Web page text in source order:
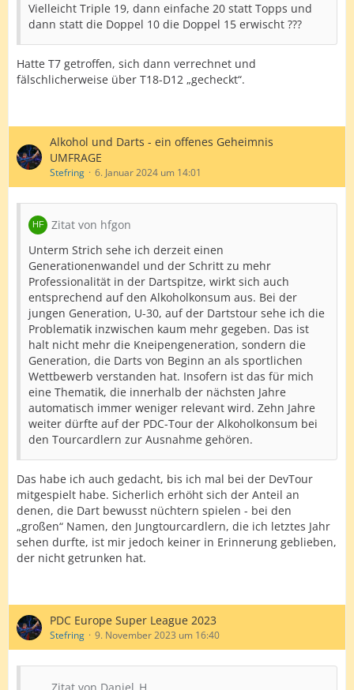
Vielleicht Triple 19, dann einfache 20 statt Topps und
dann statt die Doppel 10 die Doppel 15 erwischt ???
Hatte T7 getroffen, sich dann verrechnet und
fälschlicherweise über T18-D12 „gecheckt“.
Alkohol und Darts - ein offenes Geheimnis
UMFRAGE
Stefring 6. Januar 2024 um 14:01
Zitat von hfgon
Unterm Strich sehe ich derzeit einen
Generationenwandel und der Schritt zu mehr
Professionalität in der Dartspitze, wirkt sich auch
entsprechend auf den Alkoholkonsum aus. Bei der
jungen Generation, U-30, auf der Dartstour sehe ich die
Problematik inzwischen kaum mehr gegeben. Das ist
halt nicht mehr die Kneipengeneration, sondern die
Generation, die Darts von Beginn an als sportlichen
Wettbewerb verstanden hat. Insofern ist das für mich
eine Thematik, die innerhalb der nächsten Jahre
automatisch immer weniger relevant wird. Zehn Jahre
weiter dürfte auf der PDC-Tour der Alkoholkonsum bei
den Tourcardlern zur Ausnahme gehören.
Das habe ich auch gedacht, bis ich mal bei der DevTour
mitgespielt habe. Sicherlich erhöht sich der Anteil an
denen, die Dart bewusst nüchtern spielen - bei den
„großen“ Namen, den Jungtourcardlern, die ich letztes Jahr
sehen durfte, ist mir jedoch keiner in Erinnerung geblieben,
der nicht getrunken hat.
PDC Europe Super League 2023
Stefring 9. November 2023 um 16:40